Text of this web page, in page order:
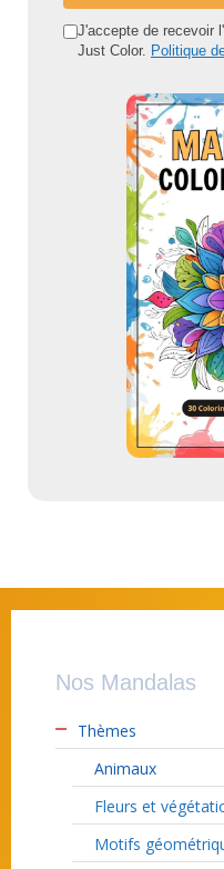
d J'accepte de recevoir
Just Color. Politique
Nos Mandalas
Thèmes
Animaux
Fleurs et
Motifs